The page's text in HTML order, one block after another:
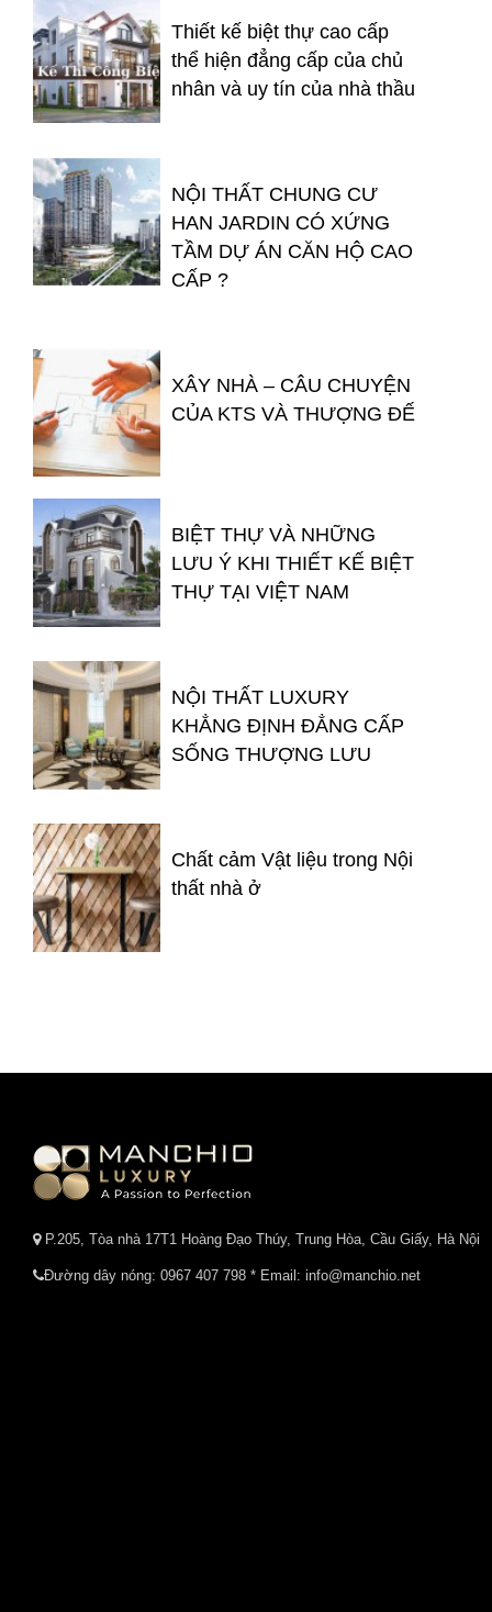
Thiết kế biệt thự cao cấp
thể hiện đẳng cấp của chủ
nhân và uy tín của nhà thầu
NỘI THẤT CHUNG CƯ
HAN JARDIN CÓ XỨNG
TẦM DỰ ÁN CĂN HỘ CAO
CẤP ?
XÂY NHÀ – CÂU CHUYỆN
CỦA KTS VÀ THƯỢNG ĐẾ
BIỆT THỰ VÀ NHỮNG
LƯU Ý KHI THIẾT KẾ BIỆT
THỰ TẠI VIỆT NAM
NỘI THẤT LUXURY
KHẲNG ĐỊNH ĐẲNG CẤP
SỐNG THƯỢNG LƯU
Chất cảm Vật liệu trong Nội
thất nhà ở
P.205, Tòa nhà 17T1 Hoàng Đạo Thúy, Trung Hòa, Cầu Giấy, Hà Nội
Đường dây nóng: 0967 407 798 * Email: info@manchio.net